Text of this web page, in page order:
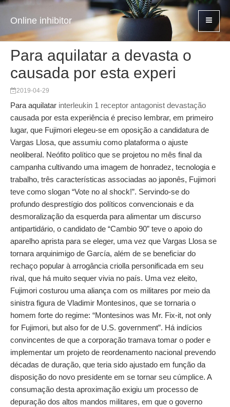
Online inhibitor
Para aquilatar a devasta o
causada por esta experi
2019-04-29
Para aquilatar interleukin 1 receptor antagonist devastação
causada por esta experiência é preciso lembrar, em primeiro
lugar, que Fujimori elegeu‐se em oposição a candidatura de
Vargas Llosa, que assumiu como plataforma o ajuste
neoliberal. Neófito político que se projetou no mês final da
campanha cultivando uma imagem de honradez, tecnologia e
trabalho, três características associadas ao japonês, Fujimori
teve como slogan “Vote no al shock!”. Servindo‐se do
profundo desprestígio dos políticos convencionais e da
desmoralização da esquerda para alimentar um discurso
antipartidário, o candidato de “Cambio 90” teve o apoio do
aparelho aprista para se eleger, uma vez que Vargas Llosa se
tornara arquinimigo de García, além de se beneficiar do
rechaço popular à arrogância criolla personificada em seu
rival, que há muito sequer vivia no país. Uma vez eleito,
Fujimori costurou uma aliança com os militares por meio da
sinistra figura de Vladimir Montesinos, que se tornaria o
homem forte do regime: “Montesinos was Mr. Fix‐it, not only
for Fujimori, but also for de U.S. government”. Há indícios
convincentes de que a corporação tramava tomar o poder e
implementar um projeto de reordenamento nacional prevendo
décadas de duração, que teria sido ajustado em função da
disposição do novo presidente em se tornar seu cúmplice. A
consumação desta aproximação exigiu um processo de
depuração dos altos mandos militares, em que o governo